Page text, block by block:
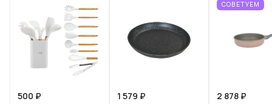
500 ₽
1 579 ₽
СОВЕТУЕМ
2 878 ₽